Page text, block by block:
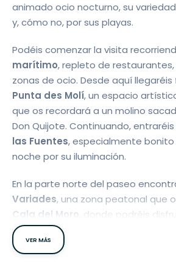
animado ocio nocturno, su
y, cómo no, por sus playas.
Podéis comenzar la visita
marítimo, repleto de
zonas de ocio. Desde aquí
Punta des Molí, un espacio
que os recordará a un molino
Don Quijote. Continuando, entraréis
las Fuentes, especialmente bonito
noche por su iluminación.
En la parte norte del paseo
Variades, una zona peatonal que
Cala del Moro , donde podréis
la playa, sino también del auténtico
ibicenco y de un bonito atardecer.
VER MÁS